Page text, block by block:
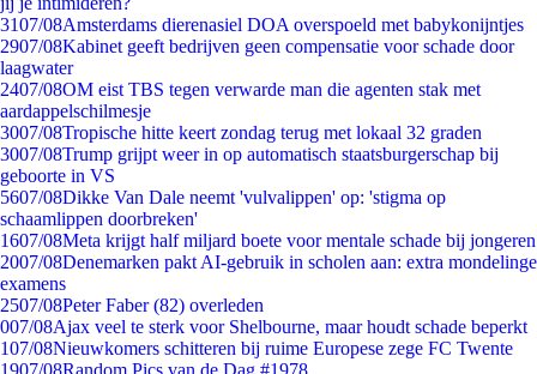
3107/08Amsterdams dierenasiel DOA overspoeld met babykonijntjes
2907/08Kabinet geeft bedrijven geen compensatie voor schade door
laagwater
2407/08OM eist TBS tegen verwarde man die agenten stak met
aardappelschilmesje
3007/08Tropische hitte keert zondag terug met lokaal 32 graden
3007/08Trump grijpt weer in op automatisch staatsburgerschap bij
geboorte in VS
5607/08Dikke Van Dale neemt 'vulvalippen' op: 'stigma op
schaamlippen doorbreken'
1607/08Meta krijgt half miljard boete voor mentale schade bij jongeren
2007/08Denemarken pakt AI-gebruik in scholen aan: extra mondelinge
examens
2507/08Peter Faber (82) overleden
007/08Ajax veel te sterk voor Shelbourne, maar houdt schade beperkt
107/08Nieuwkomers schitteren bij ruime Europese zege FC Twente
1907/08Random Pics van de Dag #1978